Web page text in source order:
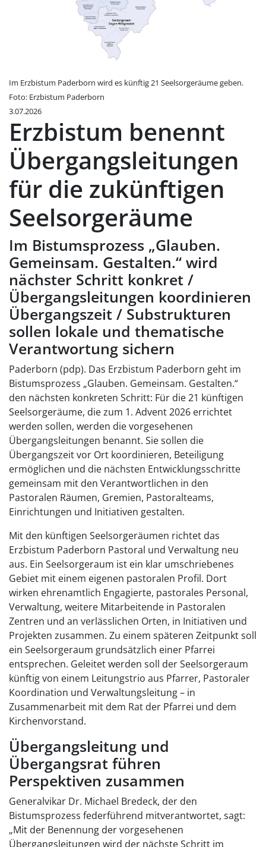
Im Erzbistum Paderborn wird es künftig 21 Seelsorgeräume geben.
Foto: Erzbistum Paderborn
3.07.2026
Erzbistum benennt
Übergangsleitungen
für die zukünftigen
Seelsorgeräume
Im Bistumsprozess „Glauben.
Gemeinsam. Gestalten.“ wird
nächster Schritt konkret /
Übergangsleitungen koordinieren
Übergangszeit / Substrukturen
sollen lokale und thematische
Verantwortung sichern
Paderborn (pdp). Das Erzbistum Paderborn geht im
Bistumsprozess „Glauben. Gemeinsam. Gestalten.“
den nächsten konkreten Schritt: Für die 21 künftigen
Seelsorgeräume, die zum 1. Advent 2026 errichtet
werden sollen, werden die vorgesehenen
Übergangsleitungen benannt. Sie sollen die
Übergangszeit vor Ort koordinieren, Beteiligung
ermöglichen und die nächsten Entwicklungsschritte
gemeinsam mit den Verantwortlichen in den
Pastoralen Räumen, Gremien, Pastoralteams,
Einrichtungen und Initiativen gestalten.
Mit den künftigen Seelsorgeräumen richtet das
Erzbistum Paderborn Pastoral und Verwaltung neu
aus. Ein Seelsorgeraum ist ein klar umschriebenes
Gebiet mit einem eigenen pastoralen Profil. Dort
wirken ehrenamtlich Engagierte, pastorales Personal,
Verwaltung, weitere Mitarbeitende in Pastoralen
Zentren und an verlässlichen Orten, in Initiativen und
Projekten zusammen. Zu einem späteren Zeitpunkt soll
ein Seelsorgeraum grundsätzlich einer Pfarrei
entsprechen. Geleitet werden soll der Seelsorgeraum
künftig von einem Leitungstrio aus Pfarrer, Pastoraler
Koordination und Verwaltungsleitung – in
Zusammenarbeit mit dem Rat der Pfarrei und dem
Kirchenvorstand.
Übergangsleitung und
Übergangsrat führen
Perspektiven zusammen
Generalvikar Dr. Michael Bredeck, der den
Bistumsprozess federführend mitverantwortet, sagt:
„Mit der Benennung der vorgesehenen
Übergangsleitungen wird der nächste Schritt im